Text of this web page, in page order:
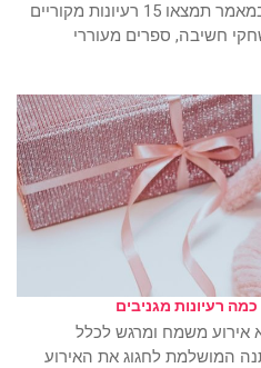
מחפשים מתנה מיוחדת לבן 9? במאמר תמצאו 15 רעיונות מקוריים
חשיבה, ספרים מעוררי
רעיונות מגניבים
משמח ומרגש לכלל
לחגוג את האירוע